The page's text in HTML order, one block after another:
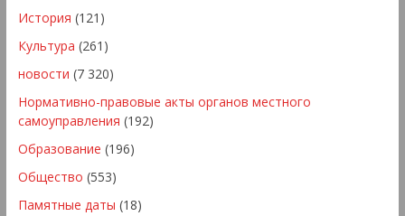
История (121)
Культура (261)
новости (7 320)
Нормативно-правовые акты органов местного
самоуправления (192)
Образование (196)
Общество (553)
Памятные даты (18)